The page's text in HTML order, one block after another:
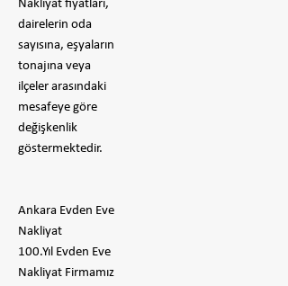
Nakliyat fiyatları,
dairelerin oda
sayısına, eşyaların
tonajına veya
ilçeler arasındaki
mesafeye göre
değişkenlik
göstermektedir.
Ankara Evden Eve
Nakliyat
100.Yıl Evden Eve
Nakliyat Firmamız